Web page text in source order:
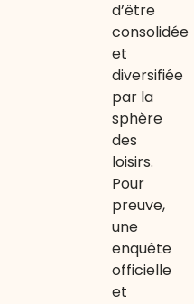
d’être
consolidée
et
diversifiée
par la
sphère
des
loisirs.
Pour
preuve,
une
enquête
officielle
et